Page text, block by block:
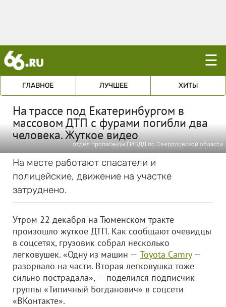
☰
ГЛАВНОЕ ЛУЧШЕЕ ХИТЫ
На трассе под Екатеринбургом в
массовом ДТП с фурами погибли два
человека. Жуткое видео
отдел пропаганды ГИБДД по Свердловской области
На месте работают спасатели и
полицейские, движение на участке
затруднено.
Утром 22 декабря на Тюменском тракте
произошло жуткое ДТП. Как сообщают очевидцы
в соцсетях, грузовик собрал несколько
легковушек. «Одну из машин — Toyota Camry—
разорвало на части. Вторая легковушка тоже
сильно пострадала», — поделился подписчик
группы «Типичный Богданович» в соцсети
«ВКонтакте».